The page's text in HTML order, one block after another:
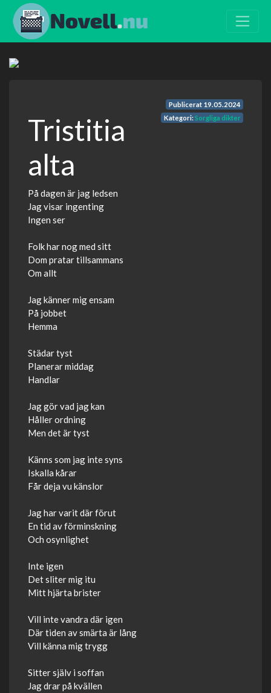
Publicerat 19.05.2024
Kategori:Sorgliga dikter
Tristitia
alta
På dagen är jag ledsen
Jag visar ingenting
Ingen ser
Folk har nog med sitt
Dom pratar tillsammans
Om allt
Jag känner mig ensam
På jobbet
Hemma
Städar tyst
Planerar middag
Handlar
Jag gör vad jag kan
Håller ordning
Men det är tyst
Känns som jag inte syns
Iskalla kårar
Får deja vu känslor
Jag har varit där förut
En tid av förminskning
Och osynlighet
Inte igen
Det sliter mig itu
Mitt hjärta brister
Vill inte vandra där igen
Där tiden av smärta är lång
Vill känna mig trygg
Sitter själv i soffan
Jag drar på kvällen